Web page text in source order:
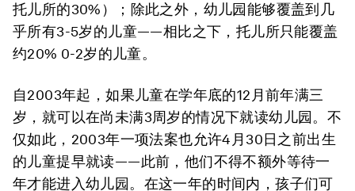
托儿所的30%）；除此之外，幼儿园能够覆盖到几
乎所有3-5岁的儿童——相比之下，托儿所只能覆盖
约20% 0-2岁的儿童。
自2003年起，如果儿童在学年底的12月前年满三
岁，就可以在尚未满3周岁的情况下就读幼儿园。不
仅如此，2003年一项法案也允许4月30日之前出生
的儿童提早就读——此前，他们不得不额外等待一
年才能进入幼儿园。在这一年的时间内，孩子们可